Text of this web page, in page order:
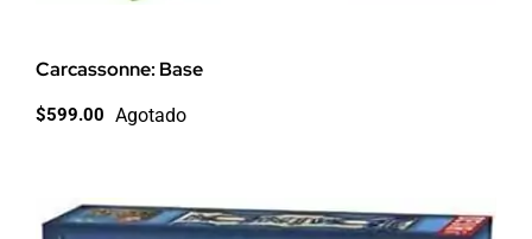
Carcassonne: Base
$599.00 Agotado